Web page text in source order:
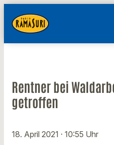
Rentner bei
getroffen
18. April 2021 · 10:55 Uhr